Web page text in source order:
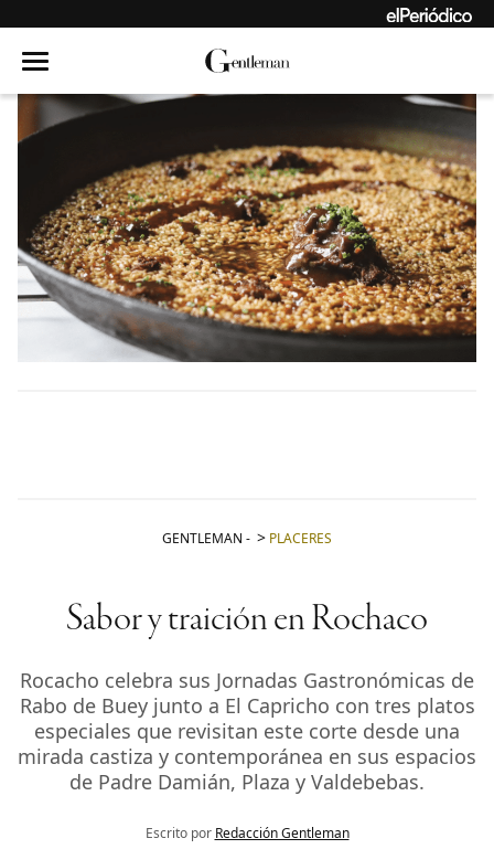
GENTLEMAN - PLACERES
Sabor y traición en Rochaco
Rocacho celebra sus Jornadas Gastronómicas de
Rabo de Buey junto a El Capricho con tres platos
especiales que revisitan este corte desde una
mirada castiza y contemporánea en sus espacios
de Padre Damián, Plaza y Valdebebas.
Escrito por Redacción Gentleman